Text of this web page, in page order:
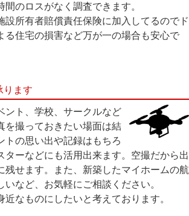
のロスがなく調査できます。
設所有者賠償責任保険に加入してるのでド
る住宅の損害など万が一の場合も安心で
ります
ント、学校、サークルなど
を撮っておきたい場面は結
トの思い出や記録はもちろ
ターなどにも活用出来ます。空撮だから出
残せます。また、新築したマイホームの航
いなど、お気軽にご相談ください。
近なものにしたいと考えております。